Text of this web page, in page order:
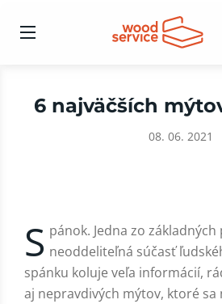
6 najväčších
08. 06. 2021
S pánok. Jedna zo
neoddeliteľná súčasť
spánku koluje veľa informácií,
aj nepravdivých mýtov, ktoré sa